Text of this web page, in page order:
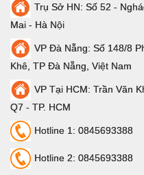
bóng. Nó là vật liệu
tốt nhất để làm chân
ejector và xi lanh.
SKD61 cũng thích
hợp cho việc sản xuất
khuôn nhựa cao
cấp. Việc xử lý thấm
nitơ có thể có được
một cấu trúc lớp cứng
Trụ Sở HN: Số 52 -
Mai - Hà Nội
VP Đà Nẵng: Số 148/8
Khê, TP Đà Nẵng, Việt Nam
VP Tại HCM: Trần Văn
Q7 - TP. HCM
Hotline 1: 0845693388
Hotline 2: 0845693388